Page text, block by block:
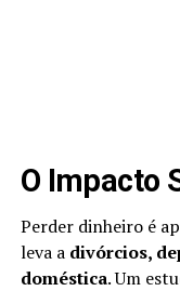
O Impacto
Perder dinheiro é
leva a divórcios,
doméstica. Um